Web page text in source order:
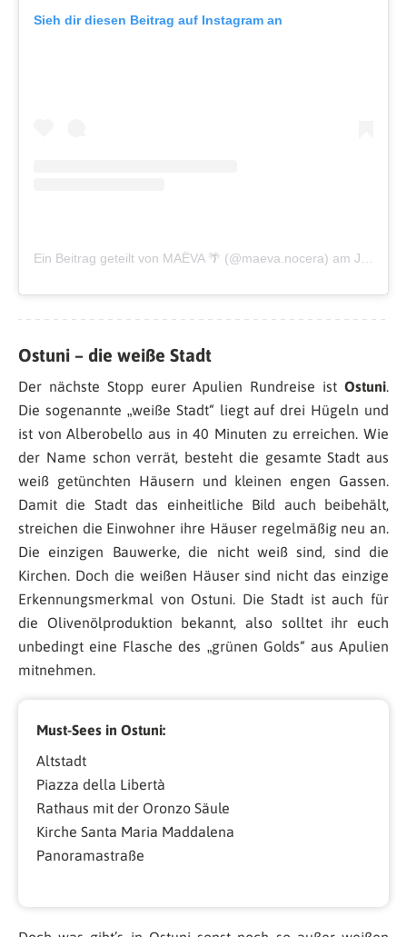
Sieh dir diesen Beitrag auf Instagram an
Ein Beitrag geteilt von MAËVA 🌴 (@maeva.nocera) am Jul 8, 2019 um 12:24 PDT
Ostuni – die weiße Stadt
Der nächste Stopp eurer Apulien Rundreise ist Ostuni.
Die sogenannte „weiße Stadt“ liegt auf drei Hügeln und
ist von Alberobello aus in 40 Minuten zu erreichen. Wie
der Name schon verrät, besteht die gesamte Stadt aus
weiß getünchten Häusern und kleinen engen Gassen.
Damit die Stadt das einheitliche Bild auch beibehält,
streichen die Einwohner ihre Häuser regelmäßig neu an.
Die einzigen Bauwerke, die nicht weiß sind, sind die
Kirchen. Doch die weißen Häuser sind nicht das einzige
Erkennungsmerkmal von Ostuni. Die Stadt ist auch für
die Olivenölproduktion bekannt, also solltet ihr euch
unbedingt eine Flasche des „grünen Golds“ aus Apulien
mitnehmen.
Must-Sees in Ostuni:
Altstadt
Piazza della Libertà
Rathaus mit der Oronzo Säule
Kirche Santa Maria Maddalena
Panoramastraße